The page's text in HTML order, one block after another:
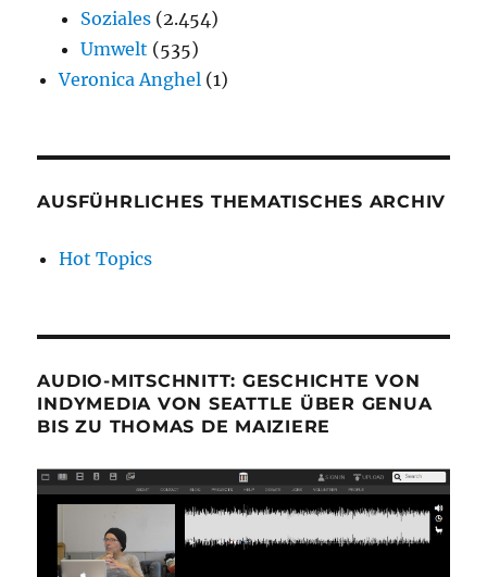
Soziales (2.454)
Umwelt (535)
Veronica Anghel (1)
AUSFÜHRLICHES THEMATISCHES ARCHIV
Hot Topics
AUDIO-MITSCHNITT: GESCHICHTE VON
INDYMEDIA VON SEATTLE ÜBER GENUA
BIS ZU THOMAS DE MAIZIERE